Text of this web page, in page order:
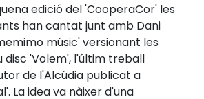
edició del 'CooperaCor' les
han cantat junt amb Dani
músic' versionant les
disc 'Volem', l'últim treball
de l'Alcúdia publicat a
La idea va nàixer d'una